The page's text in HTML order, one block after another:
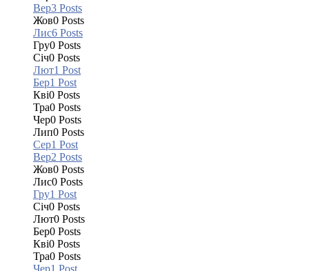
Вер3 Posts
Жов0 Posts
Лис6 Posts
Гру0 Posts
Січ0 Posts
Лют1 Post
Бер1 Post
Кві0 Posts
Тра0 Posts
Чер0 Posts
Лип0 Posts
Сер1 Post
Вер2 Posts
Жов0 Posts
Лис0 Posts
Гру1 Post
Січ0 Posts
Лют0 Posts
Бер0 Posts
Кві0 Posts
Тра0 Posts
Чер1 Post